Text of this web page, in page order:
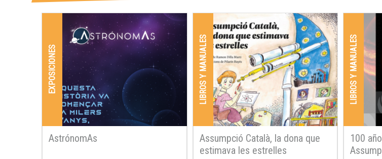
EXPOSICIONES
AstrónomAs
LIBROS Y MANUALES
Assumpció Català, la dona que
estimava les estrelles
LIBROS Y MANUALES
100